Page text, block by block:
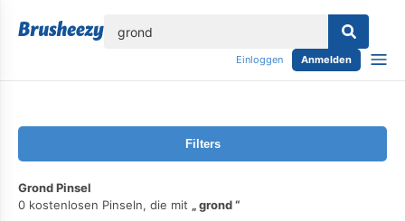
Einloggen Anmelden
Filters
Grond Pinsel
0 kostenlosen Pinseln, die mit
grond